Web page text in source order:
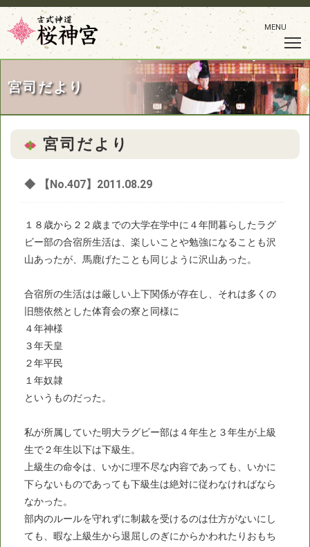
MENU
宮司だより
宮司だより
◆ 【No.407】2011.08.29
１８歳から２２歳までの大学在学中に４年間暮らしたラグ
ビー部の合宿所生活は、楽しいことや勉強になることも沢
山あったが、馬鹿げたことも同じように沢山あった。
合宿所の生活はは厳しい上下関係が存在し、それは多くの
旧態依然とした体育会の寮と同様に
４年神様
３年天皇
２年平民
１年奴隷
というものだった。
私が所属していた明大ラグビー部は４年生と３年生が上級
生で２年生以下は下級生。
上級生の命令は、いかに理不尽な内容であっても、いかに
下らないものであっても下級生は絶対に従わなければなら
なかった。
部内のルールを守れずに制裁を受けるのは仕方がないにし
ても、暇な上級生から退屈しのぎにからかわれたりおもち